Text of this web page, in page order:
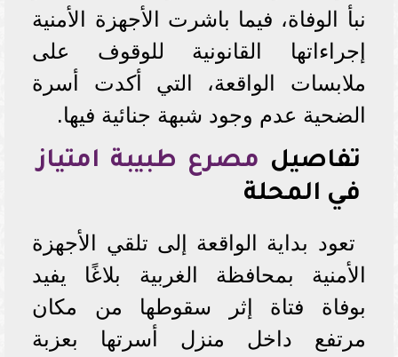
نبأ الوفاة، فيما باشرت الأجهزة الأمنية
إجراءاتها القانونية للوقوف على
ملابسات الواقعة، التي أكدت أسرة
الضحية عدم وجود شبهة جنائية فيها.
تفاصيل مصرع طبيبة امتياز
في المحلة
تعود بداية الواقعة إلى تلقي الأجهزة
الأمنية بمحافظة الغربية بلاغًا يفيد
بوفاة فتاة إثر سقوطها من مكان
مرتفع داخل منزل أسرتها بعزبة